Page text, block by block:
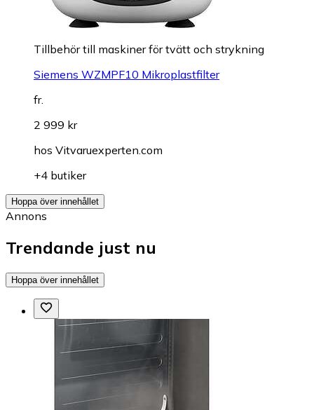
Tillbehör till maskiner för tvätt och strykning
Siemens WZMPF10 Mikroplastfilter
fr.
2 999 kr
hos Vitvaruexperten.com
+4 butiker
Hoppa över innehållet
Annons
Trendande just nu
Hoppa över innehållet